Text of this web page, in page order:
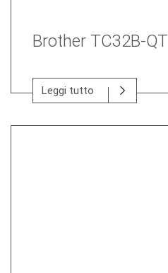
Brother TC32B-QT
Leggi tutto